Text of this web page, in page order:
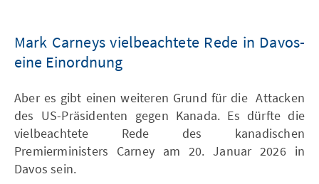
Mark Carneys vielbeachtete Rede in Davos-
eine Einordnung
Aber es gibt einen weiteren Grund für die Attacken
des US-Präsidenten gegen Kanada. Es dürfte die
vielbeachtete Rede des kanadischen
Premierministers Carney am 20. Januar 2026 in
Davos sein.